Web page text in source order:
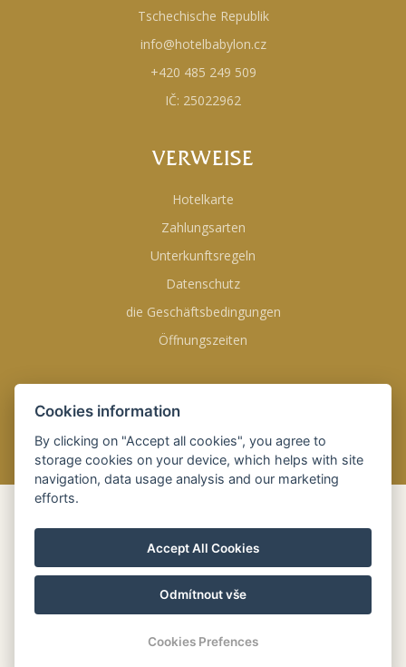
06 Aug. 2026
07 Aug. 2026
Tschechische Republik
info@hotelbabylon.cz
+420 485 249 509
IČ: 25022962
VERWEISE
Hotelkarte
Zahlungsarten
Unterkunftsregeln
Datenschutz
die Geschäftsbedingungen
Öffnungszeiten
Cookies information
By clicking on "Accept all cookies", you agree to
storage cookies on your device, which helps with site
navigation, data usage analysis and our marketing
efforts.
Accept All Cookies
Odmítnout vše
Cookies Prefences